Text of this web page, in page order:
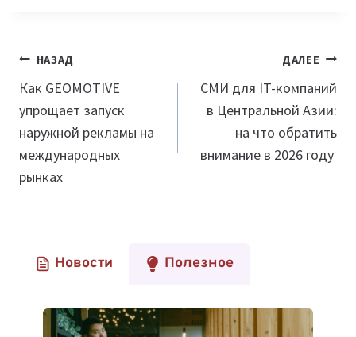
Навигация
по
записям
НАЗАД
Как GEOMOTIVE
упрощает запуск
наружной рекламы на
международных
рынках
ДАЛЕЕ
СМИ для IT-компаний
в Центральной Азии:
на что обратить
внимание в 2026 году
Новости Полезное